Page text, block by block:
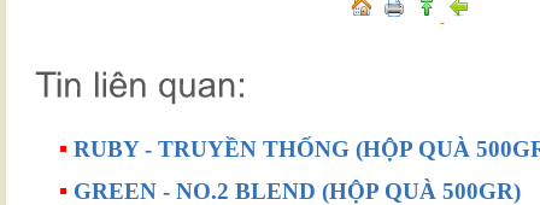
▪ RUBY - TRUYỀN THỐNG (HỘP QUÀ
▪ GREEN - NO.2 BLEND (HỘP QUÀ 500GR)